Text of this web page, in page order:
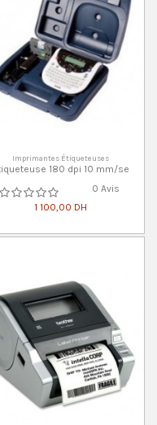
Imprimantes Étiqueteuses
180 dpi 10 mm/se
0 Avis
1 100,00 DH